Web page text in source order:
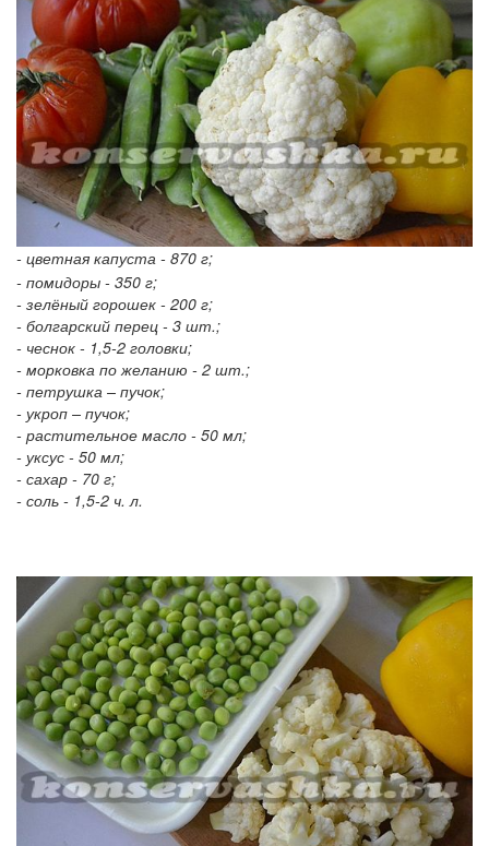
- цветная капуста - 870 г;
- помидоры - 350 г;
- зелёный горошек - 200 г;
- болгарский перец - 3 шт.;
- чеснок - 1,5-2 головки;
- морковка по желанию - 2 шт.;
- петрушка – пучок;
- укроп – пучок;
- растительное масло - 50 мл;
- уксус - 50 мл;
- сахар - 70 г;
- соль - 1,5-2 ч. л.